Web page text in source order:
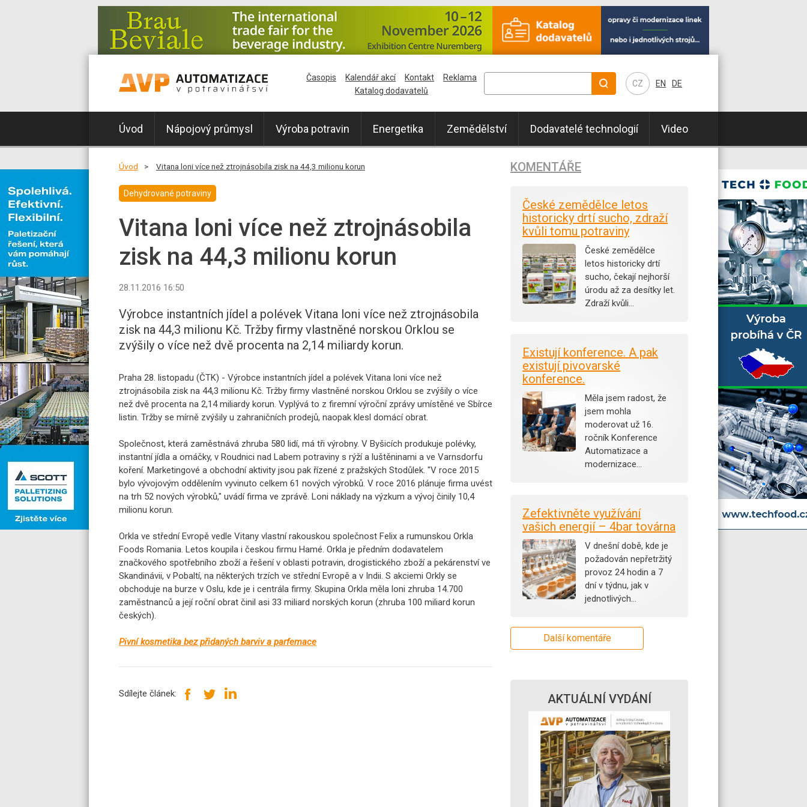
CZ EN DE
Úvod Nápojový průmysl Výroba potravin Energetika Zemědělství Dodavatelé technologií Video
Časopis Kalendář akcí Kontakt
Reklama
Katalog dodavatelů
Úvod Vitana loni více než ztrojnásobila zisk na 44,3 milionu korun
Dehydrované potraviny
Vitana loni více než ztrojnásobila
zisk na 44,3 milionu korun
28.11.2016 16:50
Výrobce instantních jídel a polévek Vitana loni více než ztrojnásobila
zisk na 44,3 milionu Kč. Tržby firmy vlastněné norskou Orklou se
zvýšily o více než dvě procenta na 2,14 miliardy korun.
Praha 28. listopadu (ČTK) - Výrobce instantních jídel a polévek Vitana loni více než
ztrojnásobila zisk na 44,3 milionu Kč. Tržby firmy vlastněné norskou Orklou se zvýšily o více
než dvě procenta na 2,14 miliardy korun. Vyplývá to z firemní výroční zprávy umístěné ve Sbírce
listin. Tržby se mírně zvýšily u zahraničních prodejů, naopak klesl domácí obrat.
Společnost, která zaměstnává zhruba 580 lidí, má tři výrobny. V Byšicích produkuje polévky,
instantní jídla a omáčky, v Roudnici nad Labem potraviny s rýží a luštěninami a ve Varnsdorfu
koření. Marketingové a obchodní aktivity jsou pak řízené z pražských Stodůlek. "V roce 2015
bylo vývojovým oddělením vyvinuto celkem 61 nových výrobků. V roce 2016 plánuje firma uvést
na trh 52 nových výrobků," uvádí firma ve zprávě. Loni náklady na výzkum a vývoj činily 10,4
milionu korun.
Orkla ve střední Evropě vedle Vitany vlastní rakouskou společnost Felix a rumunskou Orkla
Foods Romania. Letos koupila i českou firmu Hamé. Orkla je předním dodavatelem
značkového spotřebního zboží a řešení v oblasti potravin, drogistického zboží a pekárenství ve
Skandinávii, v Pobaltí, na některých trzích ve střední Evropě a v Indii. S akciemi Orkly se
obchoduje na burze v Oslu, kde je i centrála firmy. Skupina Orkla měla loni zhruba 14.700
zaměstnanců a její roční obrat činil asi 33 miliard norských korun (zhruba 100 miliard korun
českých).
Pivní kosmetika bez přidaných barviv a parfemace
Sdílejte článek:
KOMENTÁŘE
České zemědělce letos
historicky drtí sucho, zdraží
kvůli tomu potraviny
České zemědělce
letos historicky drtí
sucho, čekají nejhorší
úrodu až za desítky let.
Zdraží kvůli…
Existují konference. A pak
existují pivovarské
konference.
Měla jsem radost, že
jsem mohla
moderovat už 16.
ročník Konference
Automatizace a
modernizace…
Zefektivněte využívání
vašich energií – 4bar továrna
V dnešní době, kde je
požadován nepřetržitý
provoz 24 hodin a 7
dní v týdnu, jak v
jednotlivých…
Další komentáře
AKTUÁLNÍ VYDÁNÍ